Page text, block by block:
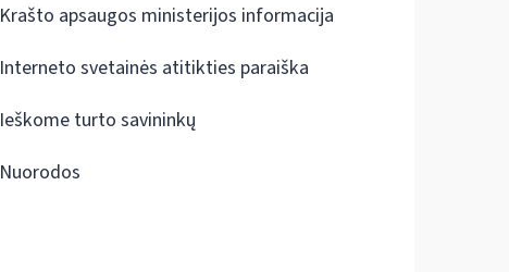
Krašto apsaugos ministerijos informacija
Interneto svetainės atitikties paraiška
Ieškome turto savininkų
Nuorodos